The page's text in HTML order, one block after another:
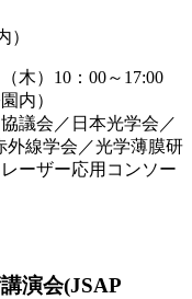
）
木）10：00～17:00
内）
議会／日本光学会／
外線学会／光学薄膜研
ーザー応用コンソー
演会(JSAP